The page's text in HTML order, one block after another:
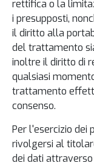
rettifica o la
i presupposti,
il diritto alla
del trattamento
inoltre il diritto di
qualsiasi
trattamento
consenso.
Per l'esercizio dei
rivolgersi al
dei dati